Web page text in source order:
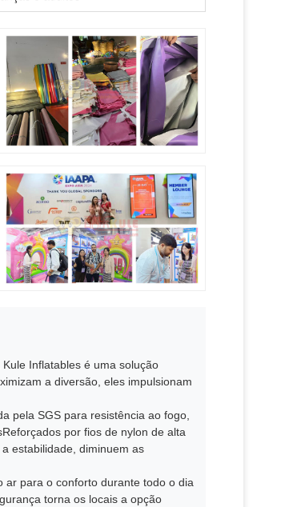
Inflatables é uma solução
a diversão, eles impulsionam
pela SGS para resistência ao fogo,
por fios de nylon de alta
estabilidade, diminuem as
ar para o conforto durante todo o dia
torna os locais a opção